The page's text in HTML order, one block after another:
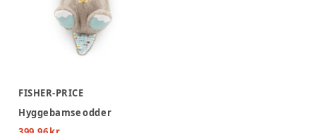
FISHER-PRICE
Hyggebamse odder